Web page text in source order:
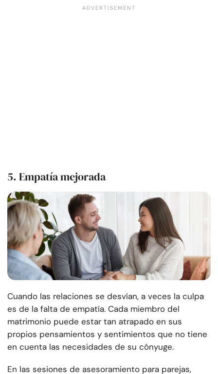
5. Empatía mejorada
Cuando las relaciones se desvían, a veces la culpa
es de la falta de empatía. Cada miembro del
matrimonio puede estar tan atrapado en sus
propios pensamientos y sentimientos que no tiene
en cuenta las necesidades de su cónyuge.
En las sesiones de asesoramiento para parejas,